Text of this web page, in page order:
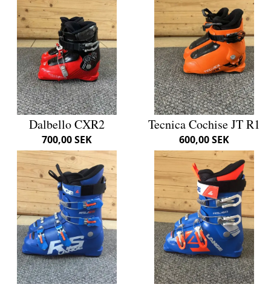
Dalbello CXR2
700,00 SEK
Tecnica Cochise JT R1
600,00 SEK